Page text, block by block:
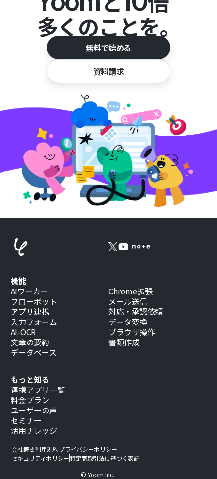
多くのことを。
無料で始める
資料請求
もっと知る
連携アプリ一覧
料金プラン
ユーザーの声
セミナー
活用ナレッジ
機能
AIワーカー
フローボット
アプリ連携
入力フォーム
AI-OCR
文章の要約
データベース
Chrome拡張
メール送信
対応・承認依頼
データ変換
ブラウザ操作
書類作成
会社概要利用規約プライバシーポリシー
セキュリティポリシー特定商取引法に基づく表記
© Yoom Inc.